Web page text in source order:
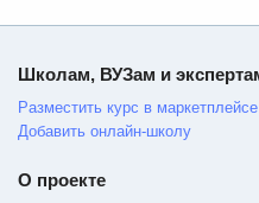
Школам, ВУЗам и
Разместить курс в маркетплейсе
Добавить онлайн-школу
О проекте